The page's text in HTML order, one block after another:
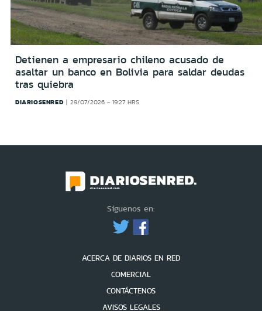
Detienen a empresario chileno acusado de
asaltar un banco en Bolivia para saldar deudas
tras quiebra
DIARIOSENRED 29/07/2026 - 19:27 HRS
Síguenos en:
ACERCA DE DIARIOS EN RED
COMERCIAL
CONTÁCTENOS
AVISOS LEGALES